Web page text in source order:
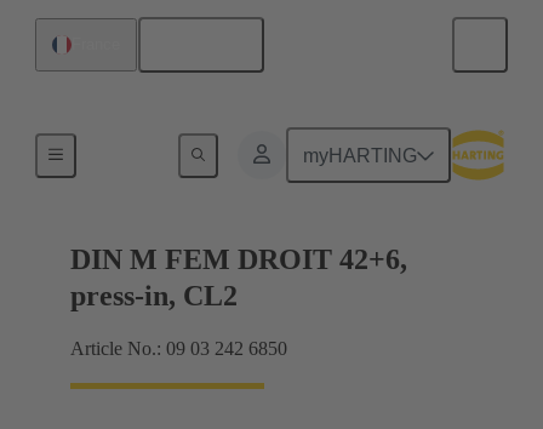
myHARTING
Raccordement carte mère à carte fille
DIN M FEM DROIT 42+6,
press-in, CL2
Article No.: 09 03 242 6850